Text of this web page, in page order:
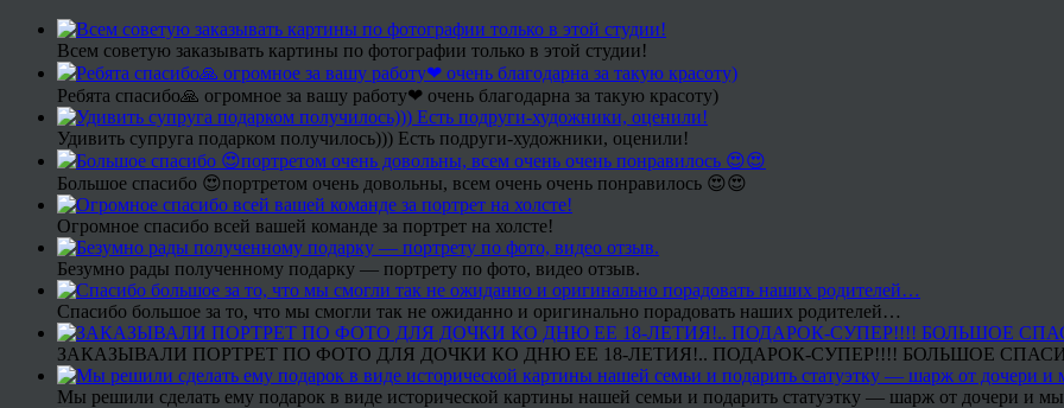
Всем советую заказывать картины по фотографии только в этой студии!
Ребята спасибо🙏 огромное за вашу работу❤ очень благодарна за такую красоту)
Удивить супруга подарком получилось))) Есть подруги-художники, оценили!
Большое спасибо 😍портретом очень довольны, всем очень очень понравилось 😍😍
Огромное спасибо всей вашей команде за портрет на холсте!
Безумно рады полученному подарку — портрету по фото, видео отзыв.
Спасибо большое за то, что мы смогли так не ожиданно и оригинально порадовать наших родителей…
ЗАКАЗЫВАЛИ ПОРТРЕТ ПО ФОТО ДЛЯ ДОЧКИ КО ДНЮ ЕЕ 18-ЛЕТИЯ!.. ПОДАРОК-СУПЕР!!!! БОЛЬШОЕ
Мы решили сделать ему подарок в виде исторической картины нашей семьи и подарить статуэтку — шарж от дочери и